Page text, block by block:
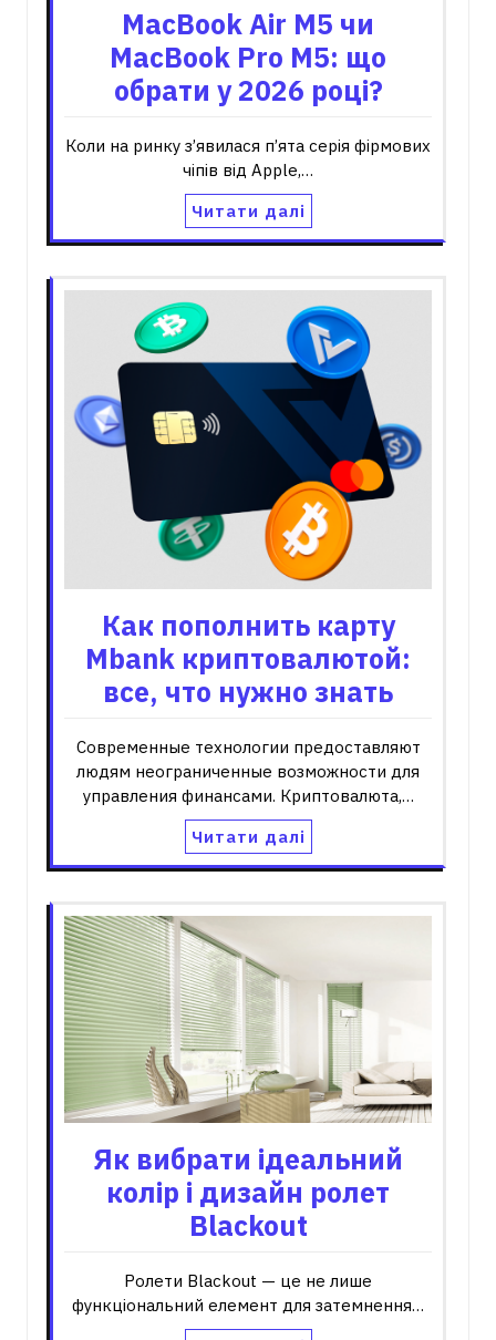
MacBook Air M5 чи
MacBook Pro M5: що
обрати у 2026 році?
Коли на ринку з’явилася п’ята серія фірмових
чіпів від Apple,…
Читати далі
Как пополнить карту
Mbank криптовалютой:
все, что нужно знать
Современные технологии предоставляют
людям неограниченные возможности для
управления финансами. Криптовалюта,…
Читати далі
Як вибрати ідеальний
колір і дизайн ролет
Blackout
Ролети Blackout — це не лише
функціональний елемент для затемнення…